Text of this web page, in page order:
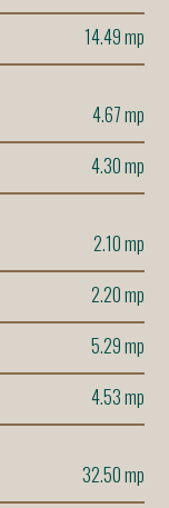
14.49 mp
4.67 mp
4.30 mp
2.10 mp
2.20 mp
5.29 mp
4.53 mp
32.50 mp